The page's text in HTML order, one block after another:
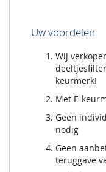
Uw voordelen
Wij
keurmerk!
Met E-
Geen
nodig
Geen
teruggave